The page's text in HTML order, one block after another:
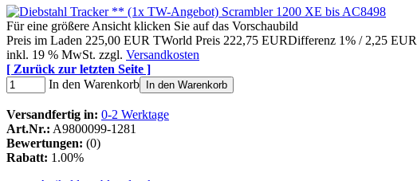
Für eine größere Ansicht klicken Sie auf das Vorschaubild
Preis im Laden 225,00 EUR TWorld Preis 222,75 EURDifferenz 1% / 2,25 EUR
inkl. 19 % MwSt. zzgl. Versandkosten
[ Zurück zur letzten Seite ]
In den Warenkorb
In den Warenkorb
Versandfertig in: 0-2 Werktage
Art.Nr.: A9800099-1281
Bewertungen: (0)
Rabatt: 1.00%